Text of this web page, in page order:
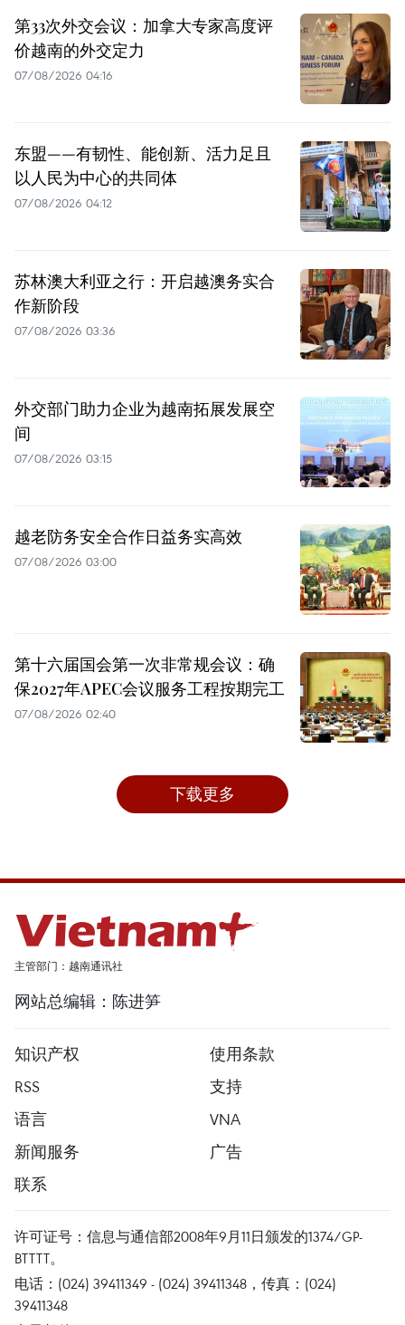
第33次外交会议：加拿大专家高度评
价越南的外交定力
07/08/2026 04:16
东盟——有韧性、能创新、活力足且
以人民为中心的共同体
07/08/2026 04:12
苏林澳大利亚之行：开启越澳务实合
作新阶段
07/08/2026 03:36
外交部门助力企业为越南拓展发展空
间
07/08/2026 03:15
越老防务安全合作日益务实高效
07/08/2026 03:00
第十六届国会第一次非常规会议：确
保2027年APEC会议服务工程按期完工
07/08/2026 02:40
下载更多
主管部门：越南通讯社
网站总编辑：陈进笋
知识产权
使用条款
RSS
支持
语言
VNA
新闻服务
广告
联系
许可证号：信息与通信部2008年9月11日颁发的1374/GP-
BTTTT。
电话：(024) 39411349 - (024) 39411348，传真：(024)
39411348